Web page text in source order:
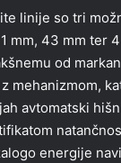
linije so tri
mm, 43 mm ter
od
mehanizmom,
avtomatski
energije